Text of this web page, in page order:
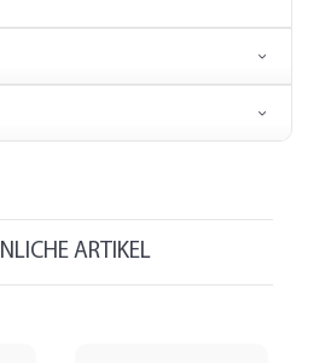
ARTIKEL